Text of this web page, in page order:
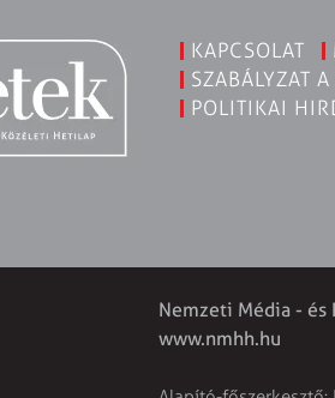
KAPCSOLAT
SZABÁLYZAT
POLITIKAI
Nemzeti Média -
www.nmhh.hu